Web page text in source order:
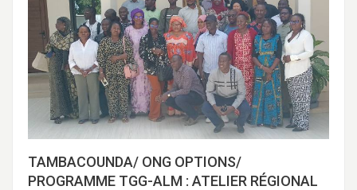
TAMBACOUNDA/ ONG OPTIONS/
PROGRAMME TGG-ALM : ATELIER RÉGIONAL